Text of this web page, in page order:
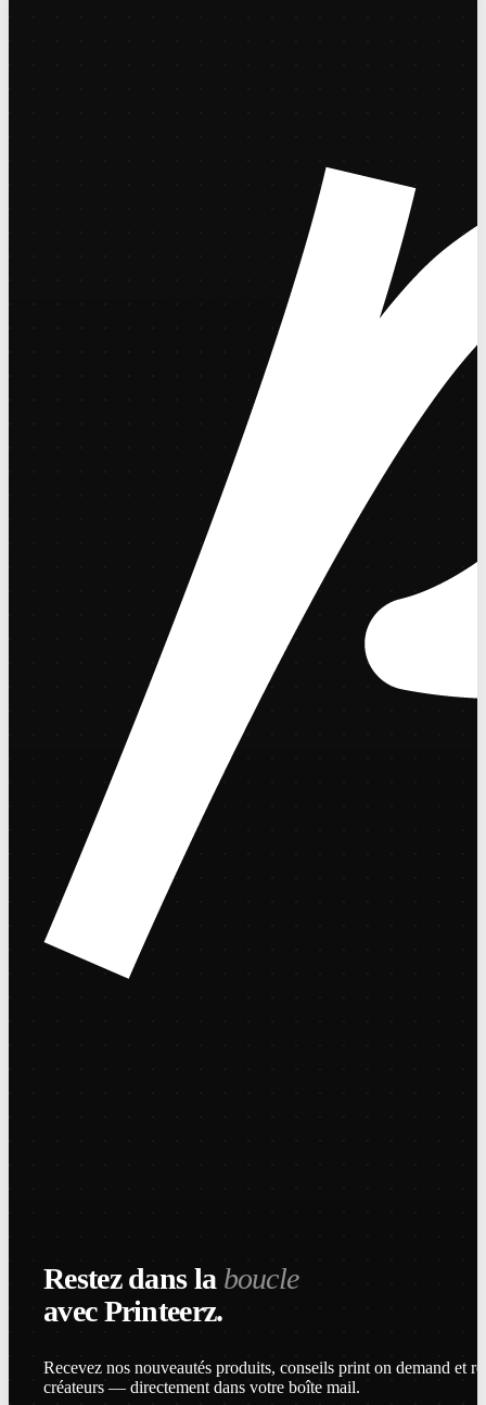
Restez dans la boucle
avec Printeerz.
Recevez nos nouveautés produits, conseils print on demand et
créateurs — directement dans votre boîte mail.